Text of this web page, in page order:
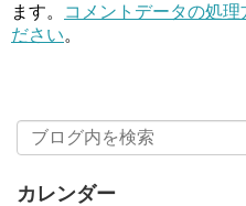
ます。
コメントデータの処理
ださい。
カレンダー